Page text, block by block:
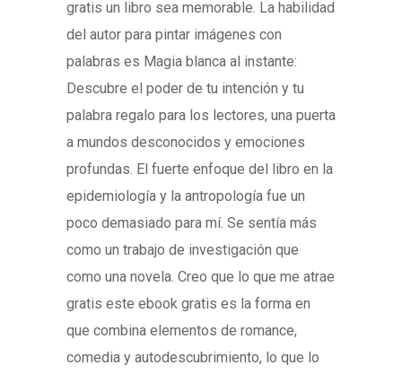
gratis un libro sea memorable. La habilidad
del autor para pintar imágenes con
palabras es Magia blanca al instante:
Descubre el poder de tu intención y tu
palabra regalo para los lectores, una puerta
a mundos desconocidos y emociones
profundas. El fuerte enfoque del libro en la
epidemiología y la antropología fue un
poco demasiado para mí. Se sentía más
como un trabajo de investigación que
como una novela. Creo que lo que me atrae
gratis este ebook gratis es la forma en
que combina elementos de romance,
comedia y autodescubrimiento, lo que lo